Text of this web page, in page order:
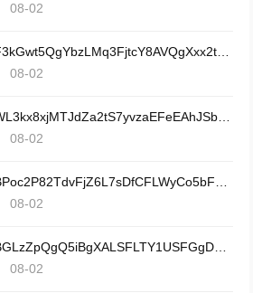
08-02
08-02
08-02
08-02
08-02